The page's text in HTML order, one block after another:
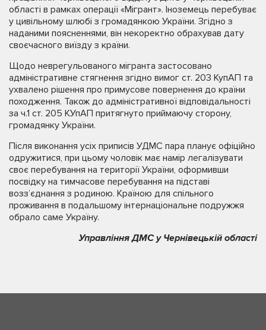
області в рамках операції «Мігрант». Іноземець перебуває
у цивільному шлюбі з громадянкою України. Згідно з
наданими поясненнями, він некоректно обрахував дату
своєчасного виїзду з країни.
Щодо неврегульованого мігранта застосовано
адміністративне стягнення згідно вимог ст. 203 КупАП та
ухвалено рішення про примусове повернення до країни
походження. Також до адміністративної відповідальності
за ч.1 ст. 205 КУпАП притягнуто приймаючу сторону,
громадянку України.
Після виконання усіх приписів УДМС пара планує офіційно
одружитися, при цьому чоловік має намір легалізувати
своє перебування на території України, оформивши
посвідку на тимчасове перебування на підставі
возз’єднання з родиною. Країною для спільного
проживання в подальшому інтернаціональне подружжя
обрало саме Україну.
Управління ДМС у Чернівецькій області